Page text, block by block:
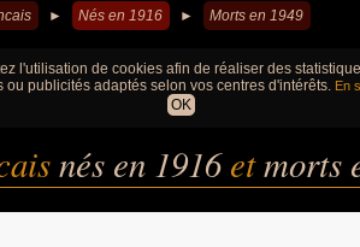
► Nés en 1916 ► Morts en 1949
l'utilisation de cookies afin de réaliser des
ou publicités adaptés selon vos centres d'intérêts. En
OK
nés en 1916etmorts